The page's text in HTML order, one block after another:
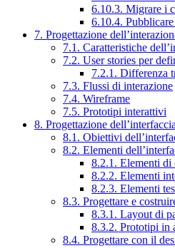
6.10.3. Migrare i
6.10.4.
7. Progettazione
7.1. Caratteristiche
7.2. User stories per
7.2.1. Differenza
7.3. Flussi di interazione
7.4. Wireframe
7.5. Prototipi interattivi
8. Progettazione dell’interfaccia
8.1. Obiettivi
8.2. Elementi
8.2.1. Elementi di
8.2.2. Elementi
8.2.3. Elementi
8.3. Progettare e
8.3.1. Layout di
8.3.2. Prototipi in
8.4. Progettare con il